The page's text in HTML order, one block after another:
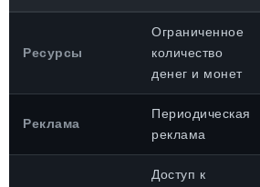
Ресурсы
Ограниченное
количество
денег и монет
Реклама
Периодическая
реклама
Доступ к